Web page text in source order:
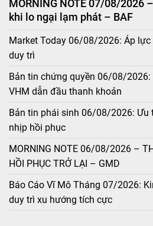
MORNING NOTE 07/08/2026
khi lo ngại lạm phát – BAF
Market Today 06/08/2026: Áp lực
duy trì
Bản tin chứng quyền 06/08/2026:
VHM dẫn đầu thanh khoản
Bản tin phái sinh 06/08/2026: Ưu
nhịp hồi phục
MORNING NOTE 06/08/2026 –
HỒI PHỤC TRỞ LẠI – GMD
Báo Cáo Vĩ Mô Tháng 07/2026:
duy trì xu hướng tích cực